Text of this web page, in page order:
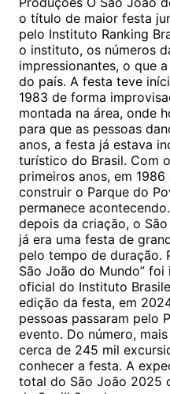
o título de maior festa
pelo Instituto Ranking
o instituto, os números
impressionantes, o que
do país. A festa teve
1983 de forma
montada na área, onde
para que as pessoas
anos, a festa já estava
turístico do Brasil. Com
primeiros anos, em
construir o Parque do
permanece
depois da criação, o
já era uma festa de
pelo tempo de duração.
São João do Mundo”
oficial do Instituto
edição da festa, em
pessoas passaram pelo
evento. Do número,
cerca de 245 mil
conhecer a festa. A
total do São João 2025